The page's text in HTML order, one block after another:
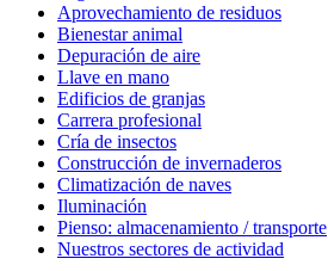
Aprovechamiento de residuos
Bienestar animal
Depuración de aire
Llave en mano
Edificios de granjas
Carrera profesional
Cría de insectos
Construcción de invernaderos
Climatización de naves
Iluminación
Pienso: almacenamiento / transporte
Nuestros sectores de actividad